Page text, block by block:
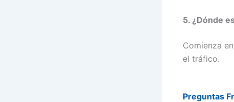
5. ¿Dónde
Comienza
el tráfico.
Preguntas